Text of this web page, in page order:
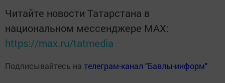
Читайте новости Татарстана в
национальном мессенджере MАХ:
https://max.ru/tatmedia
Подписывайтесь на телеграм-канал "Бавлы-информ"